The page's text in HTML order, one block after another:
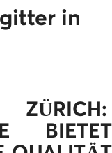
in
ZÜRICH:
BIETET